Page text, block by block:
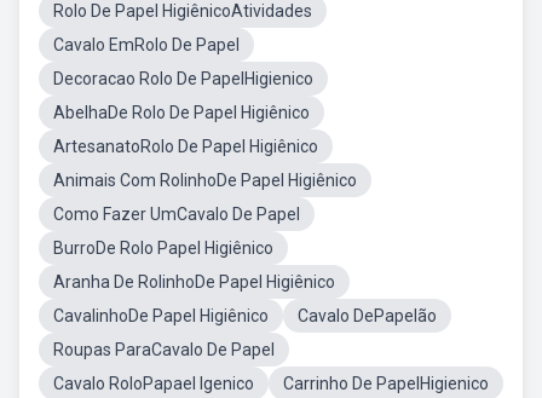
Rolo De Papel HigiênicoAtividades
Cavalo EmRolo De Papel
Decoracao Rolo De PapelHigienico
AbelhaDe Rolo De Papel Higiênico
ArtesanatoRolo De Papel Higiênico
Animais Com RolinhoDe Papel Higiênico
Como Fazer UmCavalo De Papel
BurroDe Rolo Papel Higiênico
Aranha De RolinhoDe Papel Higiênico
CavalinhoDe Papel Higiênico
Cavalo DePapelão
Roupas ParaCavalo De Papel
Cavalo RoloPapael Igenico
Carrinho De PapelHigienico